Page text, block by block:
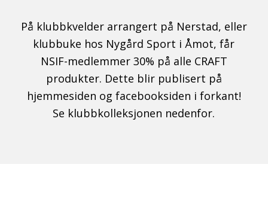
På klubbkvelder arrangert på Nerstad, eller
klubbuke hos Nygård Sport i Åmot, får
NSIF-medlemmer 30% på alle CRAFT
produkter. Dette blir publisert på
hjemmesiden og facebooksiden i forkant!
Se klubbkolleksjonen nedenfor.